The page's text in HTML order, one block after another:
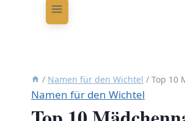
/ Namen für den Wichtel / Top 10
Namen für den Wichtel